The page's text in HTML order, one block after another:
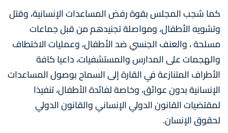
كما شجب المجلس بقوة رفض المساعدات الإنسانية، وقتل
وتشويه الأطفال، ومواصلة تجنيدهم من قبل جماعات
مسلحة ، والعنف الجنسي ضد الأطفال، وعمليات الاختطاف
والهجمات على المدارس والمستشفيات، داعيا كافة
الأطراف المتنازعة في القارة إلى السماح بوصول المساعدات
الإنسانية بدون عوائق، وخاصة لفائدة الأطفال، تنفيذا
لمقتضيات القانون الدولي الإنساني والقانون الدولي
لحقوق الإنسان.